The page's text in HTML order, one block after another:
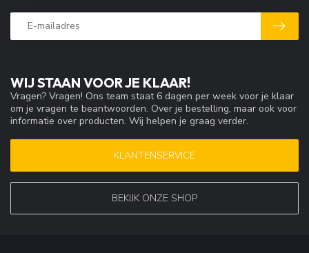
WIJ STAAN VOOR JE KLAAR!
Vragen? Vragen! Ons team staat 6 dagen per week voor je klaar
om je vragen te beantwoorden. Over je bestelling, maar ook voor
informatie over producten. Wij helpen je graag verder.
KLANTENSERVICE
BEKIJK ONZE SHOP